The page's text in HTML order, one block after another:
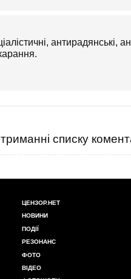
антирадянські,
списку
ЦЕНЗОР.НЕТ
НОВИНИ
ПОДІЇ
РЕЗОНАНС
ФОТО
ВІДЕО